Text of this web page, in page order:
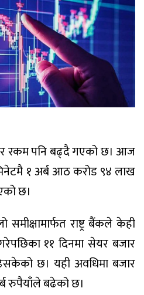
रकम पनि बढ्दै गएको छ। आज
१ अर्ब आठ करोड ९४ लाख
छ।
समीक्षामार्फत राष्ट्र बैंकले केही
११ दिनमा सेयर बजार
छ। यही अवधिमा बजार
रुपैयाँले बढेको छ।